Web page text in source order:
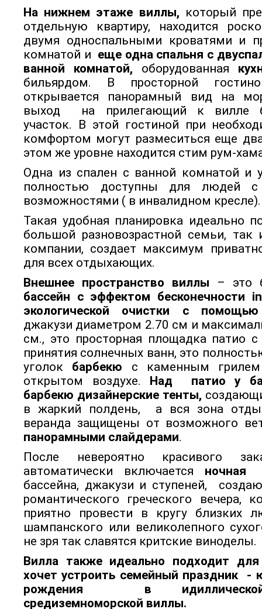
На нижнем этаже виллы, который
отдельную квартиру, находится
двумя односпальными кроватями и
комнатой и еще одна спальня с
ванной комнатой, оборудованная
бильярдом. В просторной
открывается панорамный вид на
выход на прилегающий к вилле
участок. В этой гостиной при
комфортом могут размеситься еще
этом же уровне находится стим рум-
Одна из спален с ванной комнатой и
полностью доступны для людей с
возможностями ( в инвалидном
Такая удобная планировка идеально
большой разновозрастной семьи, так
компании, создает максимум
для всех отдыхающих.
Внешнее пространство виллы – это
бассейн с эффектом бесконечности
экологической очистки с
джакузи диаметром 2.70 см и
см., это просторная площадка патио
принятия солнечных ванн, это
уголок барбекю с каменным
открытом воздухе. Над патио у
барбекю дизайнерские тенты,
в жаркий полдень, а вся зона
веранда защищены от возможного
панорамными слайдерами.
После невероятно красивого
автоматически включается ночная
бассейна, джакузи и ступеней,
романтического греческого вечера,
приятно провести в кругу близких
шампанского или великолепного
не зря так славятся критские виноделы.
Вилла также идеально подходит
хочет устроить семейный праздник -
рождения в
средиземноморской виллы.